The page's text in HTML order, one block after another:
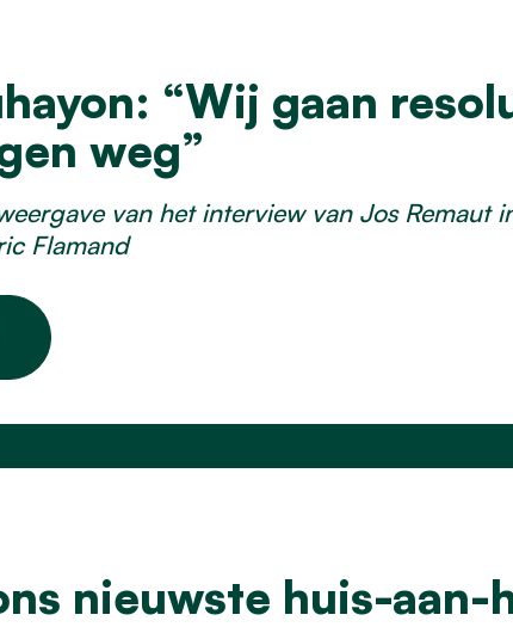
“Wij gaan
weg”
van het interview van Jos Remaut
Flamand
nieuwste huis-aan-